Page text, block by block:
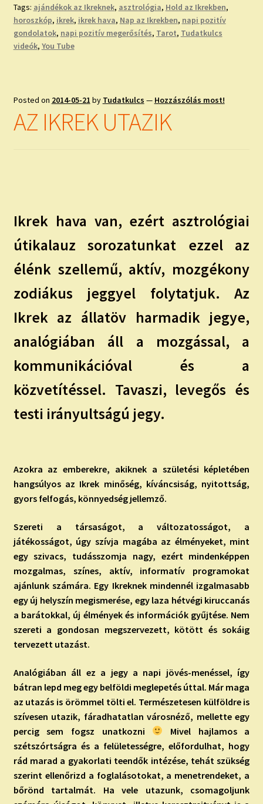
Tags: ajándékok az Ikreknek, asztrológia, Hold az Ikrekben,
horoszkóp, ikrek, ikrek hava, Nap az Ikrekben, napi pozitív
gondolatok, napi pozitív megerősítés, Tarot, Tudatkulcs
videók, You Tube
Posted on 2014-05-21 by Tudatkulcs — Hozzászólás most!
AZ IKREK UTAZIK
Ikrek hava van, ezért asztrológiai
útikalauz sorozatunkat ezzel az
élénk szellemű, aktív, mozgékony
zodiákus jeggyel folytatjuk. Az
Ikrek az állatöv harmadik jegye,
analógiában áll a mozgással, a
kommunikációval és a
közvetítéssel. Tavaszi, levegős és
testi irányultságú jegy.
Azokra az emberekre, akiknek a születési képletében
hangsúlyos az Ikrek minőség, kíváncsiság, nyitottság,
gyors felfogás, könnyedség jellemző.
Szereti a társaságot, a változatosságot, a
játékosságot, úgy szívja magába az élményeket, mint
egy szivacs, tudásszomja nagy, ezért mindenképpen
mozgalmas, színes, aktív, informatív programokat
ajánlunk számára. Egy Ikreknek mindennél izgalmasabb
egy új helyszín megismerése, egy laza hétvégi kiruccanás
a barátokkal, új élmények és információk gyűjtése. Nem
szereti a gondosan megszervezett, kötött és sokáig
tervezett utazást.
Analógiában áll ez a jegy a napi jövés-menéssel, így
bátran lepd meg egy belföldi meglepetés úttal. Már maga
az utazás is örömmel tölti el. Természetesen külföldre is
szívesen utazik, fáradhatatlan városnéző, mellette egy
percig sem fogsz unatkozni
Mivel hajlamos a
szétszórtságra és a felületességre, előfordulhat, hogy
rád marad a gyakorlati teendők intézése, tehát szükség
szerint ellenőrizd a foglalásotokat, a menetrendeket, a
bőrönd tartalmát. Ha vele utazunk, csomagoljunk